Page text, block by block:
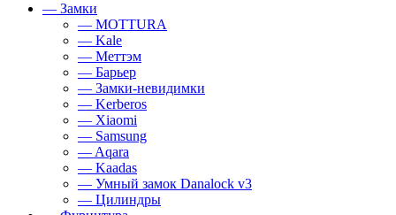
— Замки
— MOTTURA
— Kale
— Меттэм
— Барьер
— Замки-невидимки
— Kerberos
— Xiaomi
— Samsung
— Aqara
— Kaadas
— Умный замок Danalock v3
— Цилиндры